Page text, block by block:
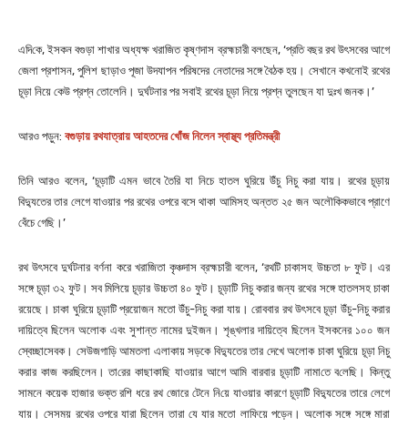
এদি‌কে, ইসকন বগুড়া শাখার অধ্যক্ষ খরা‌জিত কৃষ্ণদাস ব্রহ্মচারী বলছেন, ‘প্রতি বছর রথ উৎসবের আগে
জেলা প্রশাসন, পুলিশ ছাড়াও পূজা উদযাপন পরিষদের নেতাদের সঙ্গে বৈঠক হয়। সেখানে কখনোই রথের
চূড়া নিয়ে কেউ প্রশ্ন তোলেনি। দুর্ঘটনার পর সবাই রথের চূড়া নিয়ে প্রশ্ন তুলছেন যা দুঃখ জনক।’
আরও পড়ুন: বগুড়ায় রথযাত্রায় আহতদের খোঁজ নিলেন স্বাস্থ্য প্রতিমন্ত্রী
তিনি আরও বলেন, ‘চূড়াটি এমন ভাবে তৈরি যা নিচে হাতল ঘুরিয়ে উঁচু নিচু করা যায়। রথের চূড়ায়
বিদ্যুতের তার লেগে যাওয়ার পর রথের ওপরে বসে থাকা আমিসহ অন্তত ২৫ জন অলৌকিকভাবে প্রাণে
বেঁচে গে‌ছি।’
রথ উৎসবে দুর্ঘটনার বর্ণনা করে খরাজিতা কৃঞ্চদাস ব্রহ্মচারী বলেন, ‘রথটি চাকাসহ উচ্চতা ৮ ফুট। এর
সঙ্গে চূড়া ৩২ ফুট। সব মিলিয়ে চূড়ার উচ্চতা ৪০ ফুট। চূড়াটি নিচু করার জন্য রথের সঙ্গে হাতলসহ চাকা
রয়েছে। চাকা ঘুরিয়ে চূড়াটি প্রয়োজন মতো উঁচু-নিচু করা যায়। রোববার রথ উৎসবে চূড়া উঁচু-নিচু করার
দায়িত্বে ছিলেন অলোক এবং সুশান্ত নামের দুইজন। শৃঙ্খলার দায়িত্বে ছিলেন ইসকনের ১০০ জন
স্বেচ্ছাসেবক। সেউজগাড়ি আমতলা এলাকায় সড়কে বিদ্যুতের তার দেখে অলোক চাকা ঘুরিয়ে চূড়া নিচু
করার কাজ করছিলেন। তা‌রের কাছাকা‌ছি যাওয়ার আগে আমি বারবার চূড়া‌টি নামা‌তে ব‌লে‌ছি। কিন্তু
সামনে কয়েক হাজার ভক্ত রশি ধরে রথ জোরে টেনে নি‌য়ে যাওয়ার কারণে চূড়াটি বিদ্যুতের তারে লেগে
যায়। সেসময় রথের ওপরে যারা ছিলেন তারা যে যার মতো লাফিয়ে পড়েন। অলোক সঙ্গে সঙ্গে মারা